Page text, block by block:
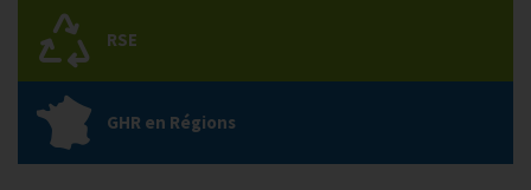
RSE
GHR en Régions